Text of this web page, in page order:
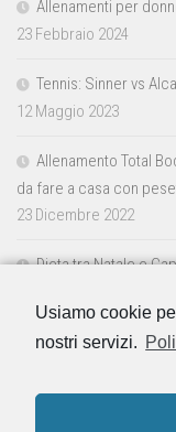
Usiamo cookie
nostri servizi.
Allenamenti per
23 Febbraio 2024
Tennis: Sinner vs
12 Maggio 2023
Allenamento Total
da fare a casa con
23 Dicembre 2022
Dieta tra Natale e
23 Dicembre 2022